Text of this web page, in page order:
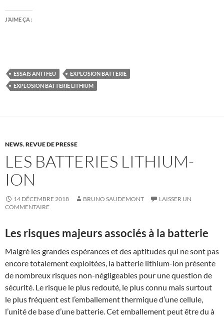
J’AIME ÇA :
ESSAIS ANTI FEU
EXPLOSION BATTERIE
EXPLOSION BATTERIE LITHIUM
NEWS,REVUE DE PRESSE
LES BATTERIES LITHIUM-
ION
14 DÉCEMBRE 2018 BRUNO SAUDEMONT
LAISSER UN
COMMENTAIRE
Les risques majeurs associés à la batterie
Malgré les grandes espérances et des aptitudes qui ne sont pas
encore totalement exploitées, la batterie lithium-ion présente
de nombreux risques non-négligeables pour une question de
sécurité. Le risque le plus redouté, le plus connu mais surtout
le plus fréquent est l’emballement thermique d’une cellule,
l’unité de base d’une batterie. Cet emballement peut être du à